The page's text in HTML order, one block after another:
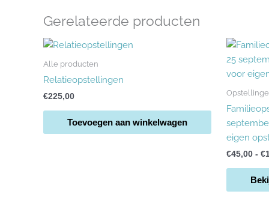
Gerelateerde producten
Alle producten
Relatieopstellingen
€225,00
Toevoegen aan winkelwagen
eigen
€45,00 - €